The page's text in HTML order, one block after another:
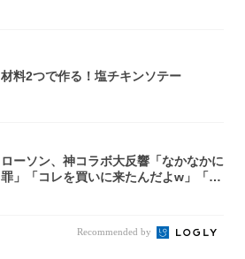
材料2つで作る！塩チキンソテー
ローソン、神コラボ大反響「なかなかに
罪」「コレを買いに来たんだよw」「３
Recommended by